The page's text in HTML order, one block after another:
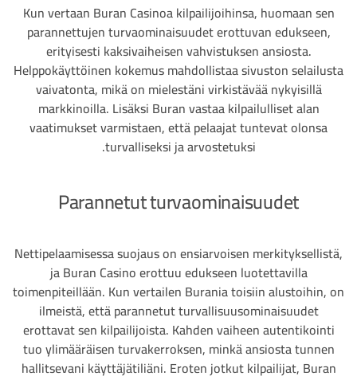
Kun vertaan Buran Casinoa kilpailijoihinsa, huomaan sen
parannettujen turvaominaisuudet erottuvan edukseen,
erityisesti kaksivaiheisen vahvistuksen ansiosta.
Helppokäyttöinen kokemus mahdollistaa sivuston selailusta
vaivatonta, mikä on mielestäni virkistävää nykyisillä
markkinoilla. Lisäksi Buran vastaa kilpailulliset alan
vaatimukset varmistaen, että pelaajat tuntevat olonsa
turvalliseksi ja arvostetuksi.
Parannetut turvaominaisuudet
Nettipelaamisessa suojaus on ensiarvoisen merkityksellistä,
ja Buran Casino erottuu edukseen luotettavilla
toimenpiteillään. Kun vertailen Burania toisiin alustoihin, on
ilmeistä, että parannetut turvallisuusominaisuudet
erottavat sen kilpailijoista. Kahden vaiheen autentikointi
tuo ylimääräisen turvakerroksen, minkä ansiosta tunnen
hallitsevani käyttäjätiliäni. Eroten jotkut kilpailijat, Buran